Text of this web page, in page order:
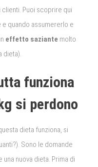
clienti. Puoi scoprire qui
quando assumererlo e
effetto saziante molto
dieta).
funziona
si perdono
dieta funziona, si
Sono le domande
nuova dieta. Prima di